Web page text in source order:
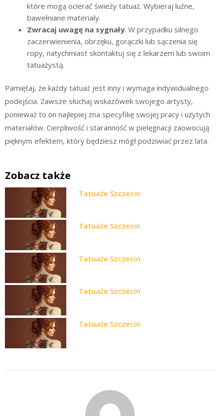
które mogą ocierać świeży tatuaż. Wybieraj luźne,
bawełniane materiały.
Zwracaj uwagę na sygnały. W przypadku silnego
zaczerwienienia, obrzęku, gorączki lub sączenia się
ropy, natychmiast skontaktuj się z lekarzem lub swoim
tatuażystą.
Pamiętaj, że każdy tatuaż jest inny i wymaga indywidualnego
podejścia. Zawsze słuchaj wskazówek swojego artysty,
ponieważ to on najlepiej zna specyfikę swojej pracy i użytych
materiałów. Cierpliwość i staranność w pielęgnacji zaowocują
pięknym efektem, który będziesz mógł podziwiać przez lata.
Zobacz także
Tatuaże Szczecin
Tatuaże Szczecin
Tatuaże Szczecin
Tatuaże Szczecin
Tatuaże Szczecin